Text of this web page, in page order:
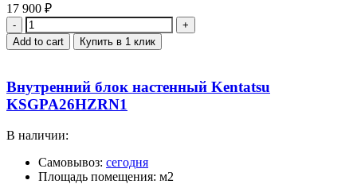
17 900 ₽
Quantity
Add to cart Купить в 1 клик
Внутренний блок настенный Kentatsu
KSGPA26HZRN1
В наличии:
Самовывоз: сегодня
Площадь помещения: м2